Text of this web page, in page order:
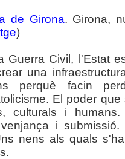
de Girona. Girona,
)
Guerra Civil, l'Estat
una
perquè facin
El poder
culturals i
venjança i
nens als quals